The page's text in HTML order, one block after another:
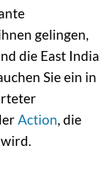
gelingen,
die East India
Sie ein in
Action , die